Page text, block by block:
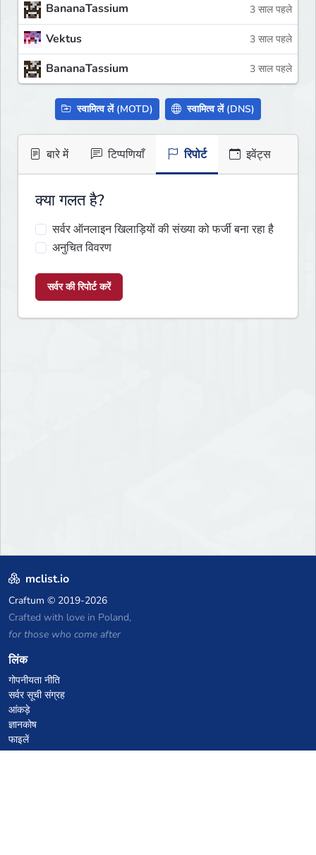
BananaTassium 3 साल पहले
Vektus 3 साल पहले
BananaTassium 3 साल पहले
स्वामित्व लें (MOTD) स्वामित्व लें (DNS)
बारे में टिप्पणियाँ रिपोर्ट इवेंट्स
क्या गलत है?
सर्वर ऑनलाइन खिलाड़ियों की संख्या को फर्जी बना रहा है
अनुचित विवरण
सर्वर की रिपोर्ट करें
mclist.io
Craftum © 2019-2026
Crafted with love in Poland,
for those who come after
लिंक
गोपनीयता नीति
सर्वर सूची संग्रह
आंकड़े
ज्ञानकोष
फाइलें